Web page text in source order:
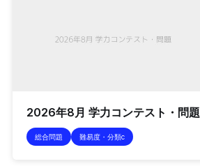
2026年8月 学力コンテスト・問題
総合問題 難易度・分類c